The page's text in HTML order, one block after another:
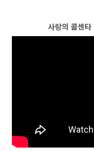
사랑의 콜센타